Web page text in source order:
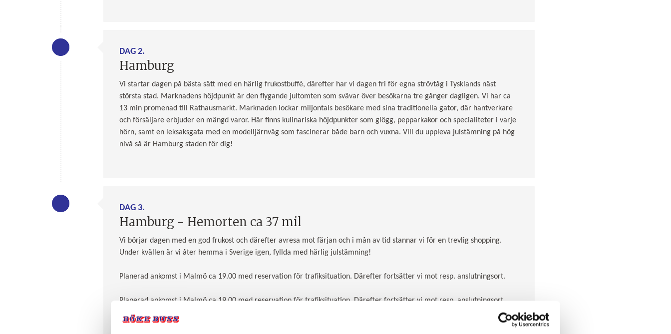
DAG 2.
Hamburg
Vi startar dagen på bästa sätt med en härlig frukostbuffé, därefter har vi dagen fri för egna strövtåg i Tysklands näst
största stad. Marknadens höjdpunkt är den flygande jultomten som svävar över besökarna tre gånger dagligen. Vi har ca
13 min promenad till Rathausmarkt. Marknaden lockar miljontals besökare med sina traditionella gator, där hantverkare
och försäljare erbjuder en mängd varor. Här finns kulinariska höjdpunkter som glögg, pepparkakor och specialiteter i varje
hörn, samt en leksaksgata med en modelljärnväg som fascinerar både barn och vuxna. Vill du uppleva julstämning på hög
nivå så är Hamburg staden för dig!
DAG 3.
Hamburg - Hemorten ca 37 mil
Vi börjar dagen med en god frukost och därefter avresa mot färjan och i mån av tid stannar vi för en trevlig shopping.
Under kvällen är vi åter hemma i Sverige igen, fyllda med härlig julstämning!
Planerad ankomst i Malmö ca 19.00 med reservation för trafiksituation. Därefter fortsätter vi mot resp. anslutningsort.
Planerad ankomst i Malmö ca 19.00 med reservation för trafiksituation. Därefter fortsätter vi mot resp. anslutningsort.